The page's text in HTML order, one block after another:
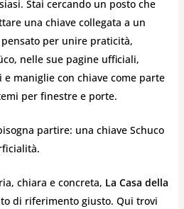
Stai cercando un posto che
una chiave collegata a un
per unire praticità,
nelle sue pagine ufficiali,
maniglie con chiave come parte
per finestre e porte.
partire: una chiave Schuco
chiara e concreta, La Casa della
di riferimento giusto. Qui trovi